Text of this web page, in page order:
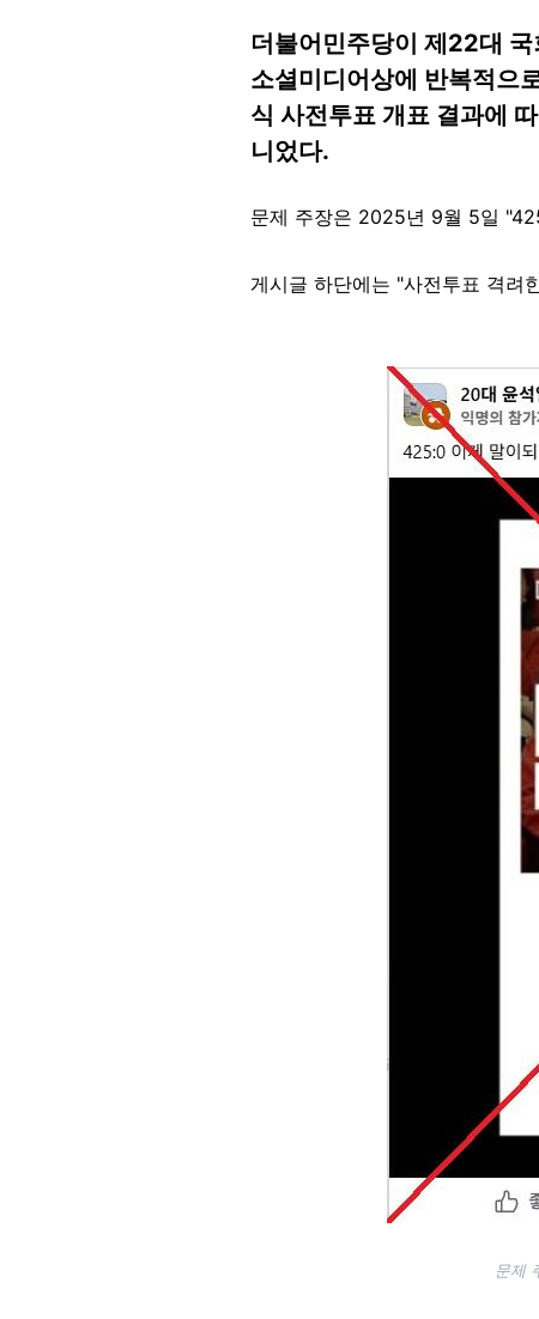
더불어민주당이 제22대
소셜미디어상에 반복적으
식 사전투표 개표 결과에
니었다.
문제 주장은 2025년 9월 5일
게시글 하단에는 "사전투표 격려
문제